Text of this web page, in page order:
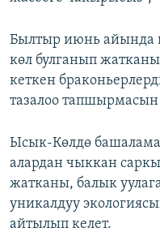
Былтыр июнь айында
көл булганып
кеткен
тазалоо тапшырмасын
Ысык-Көлдө
алардан чыккан
жатканы, балык
уникалдуу
айтылып келет.